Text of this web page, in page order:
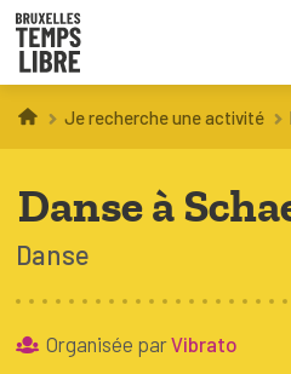
Infos parents
Droit au loisir
Je recherche une activité
Danse à
Danse
Organisée parVibrato